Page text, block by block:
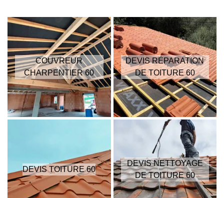
COUVREUR
CHARPENTIER 60
DEVIS RÉPARATION
DE TOITURE 60
DEVIS TOITURE 60
DEVIS NETTOYAGE
DE TOITURE 60